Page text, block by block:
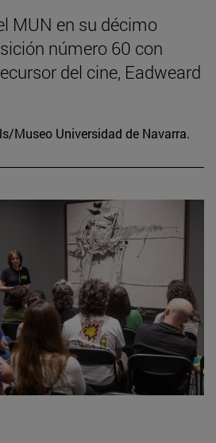
MUN en su décimo
número 60 con
del cine, Eadweard
Museo Universidad de Navarra.